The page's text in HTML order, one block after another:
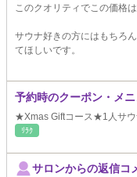
このクオリティでこの価格
サウナ好きの方にはもちろ
てほしいです。
予約時のクーポン・メ
★Xmas Giftコース★1人サ
ﾘﾗｸ
サロンからの返信コ